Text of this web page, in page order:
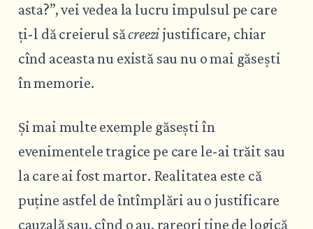
asta?”, vei vedea la lucru impulsul pe care
ți-l dă creierul săcreezi justificare, chiar
cînd aceasta nu există sau nu o mai găsești
în memorie.
Și mai multe exemple găsești în
evenimentele tragice pe care le-ai trăit sau
la care ai fost martor. Realitatea este că
puține astfel de întîmplări au o justificare
cauzală sau, cînd o au, rareori ține de logică